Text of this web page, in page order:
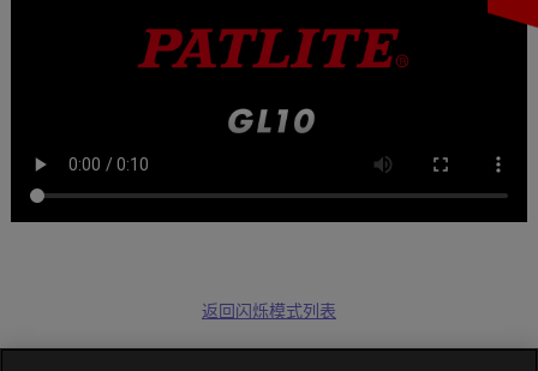
返回闪烁模式列表